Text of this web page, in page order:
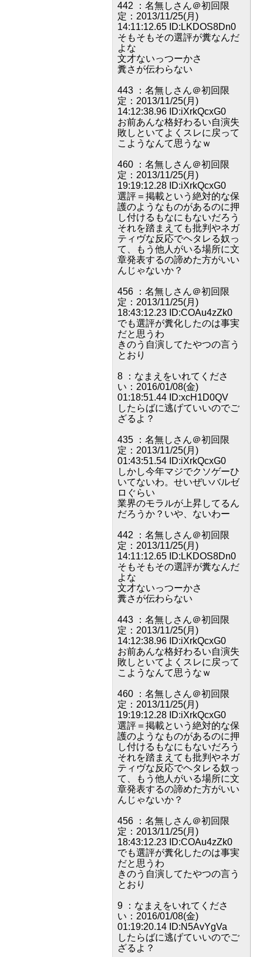
442 ：名無しさん＠初回限
定：2013/11/25(月)
14:11:12.65 ID:LKDOS8Dn0
そもそもその選評が糞なんだ
よな
文才ないっつーかさ
糞さが伝わらない
443 ：名無しさん＠初回限
定：2013/11/25(月)
14:12:38.96 ID:iXrkQcxG0
お前あんな格好わるい自演失
敗しといてよくスレに戻って
こようなんて思うなｗ
460 ：名無しさん＠初回限
定：2013/11/25(月)
19:19:12.28 ID:iXrkQcxG0
選評＝掲載という絶対的な保
護のようなものがあるのに押
し付けるもなにもないだろう
それを踏まえても批判やネガ
ティヴな反応でヘタレる奴っ
て、もう他人がいる場所に文
章発表するの諦めた方がいい
んじゃないか？
456 ：名無しさん＠初回限
定：2013/11/25(月)
18:43:12.23 ID:COAu4zZk0
でも選評が糞化したのは事実
だと思うわ
きのう自演してたやつの言う
とおり
8 ：なまえをいれてくださ
い：2016/01/08(金)
01:18:51.44 ID:xcH1D0QV
したらばに逃げていいのでご
ざるよ？
435 ：名無しさん＠初回限
定：2013/11/25(月)
01:43:51.54 ID:iXrkQcxG0
しかし今年マジでクソゲーひ
いてないわ。せいぜいバルゼ
ロぐらい
業界のモラルが上昇してるん
だろうか？いや、ないわー
442 ：名無しさん＠初回限
定：2013/11/25(月)
14:11:12.65 ID:LKDOS8Dn0
そもそもその選評が糞なんだ
よな
文才ないっつーかさ
糞さが伝わらない
443 ：名無しさん＠初回限
定：2013/11/25(月)
14:12:38.96 ID:iXrkQcxG0
お前あんな格好わるい自演失
敗しといてよくスレに戻って
こようなんて思うなｗ
460 ：名無しさん＠初回限
定：2013/11/25(月)
19:19:12.28 ID:iXrkQcxG0
選評＝掲載という絶対的な保
護のようなものがあるのに押
し付けるもなにもないだろう
それを踏まえても批判やネガ
ティヴな反応でヘタレる奴っ
て、もう他人がいる場所に文
章発表するの諦めた方がいい
んじゃないか？
456 ：名無しさん＠初回限
定：2013/11/25(月)
18:43:12.23 ID:COAu4zZk0
でも選評が糞化したのは事実
だと思うわ
きのう自演してたやつの言う
とおり
9 ：なまえをいれてくださ
い：2016/01/08(金)
01:19:20.14 ID:N5AvYgVa
したらばに逃げていいのでご
ざるよ？